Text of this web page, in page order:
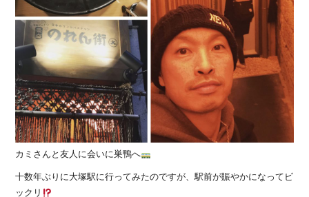
カミさんと友人に会いに巣鴨へ
十数年ぶりに大塚駅に行ってみたのですが、駅前が賑やかになってビ
ックリ